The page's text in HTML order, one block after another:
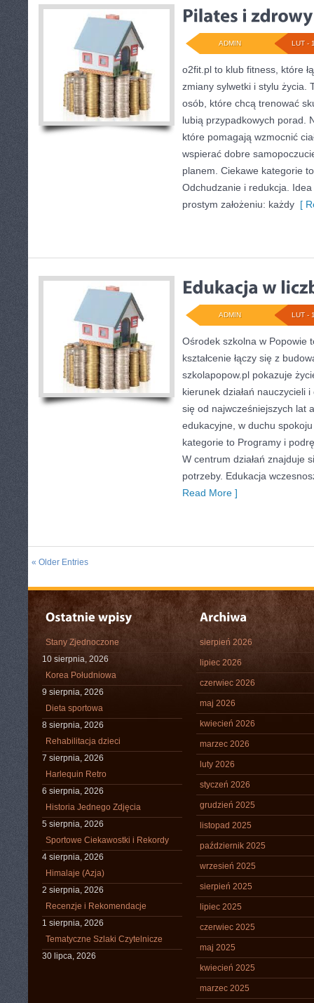
LUT -
ADMIN
o2fit.pl to klub fitness, które
zmiany sylwetki i stylu życia.
osób, które chcą trenować
lubią przypadkowych porad.
które pomagają wzmocnić
wspierać dobre
planem. Ciekawe kategorie
Odchudzanie i redukcja.
prostym założeniu: każdy [
LUT -
ADMIN
Ośrodek szkolna w Popowie
kształcenie łączy się z
szkolapopow.pl pokazuje
kierunek działań nauczycieli
się od najwcześniejszych lat
edukacyjne, w duchu
kategorie to Programy i
W centrum działań znajduje
potrzeby. Edukacja
Read More ]
« Older Entries
Stany Zjednoczone
10 sierpnia, 2026
Korea Południowa
9 sierpnia, 2026
Dieta sportowa
8 sierpnia, 2026
Rehabilitacja dzieci
7 sierpnia, 2026
Harlequin Retro
6 sierpnia, 2026
Historia Jednego Zdjęcia
5 sierpnia, 2026
Sportowe Ciekawostki i Rekordy
4 sierpnia, 2026
Himalaje (Azja)
2 sierpnia, 2026
Recenzje i Rekomendacje
1 sierpnia, 2026
Tematyczne Szlaki Czytelnicze
30 lipca, 2026
sierpień 2026
lipiec 2026
czerwiec 2026
maj 2026
kwiecień 2026
marzec 2026
luty 2026
styczeń 2026
grudzień 2025
listopad 2025
październik 2025
wrzesień 2025
sierpień 2025
lipiec 2025
czerwiec 2025
maj 2025
kwiecień 2025
marzec 2025